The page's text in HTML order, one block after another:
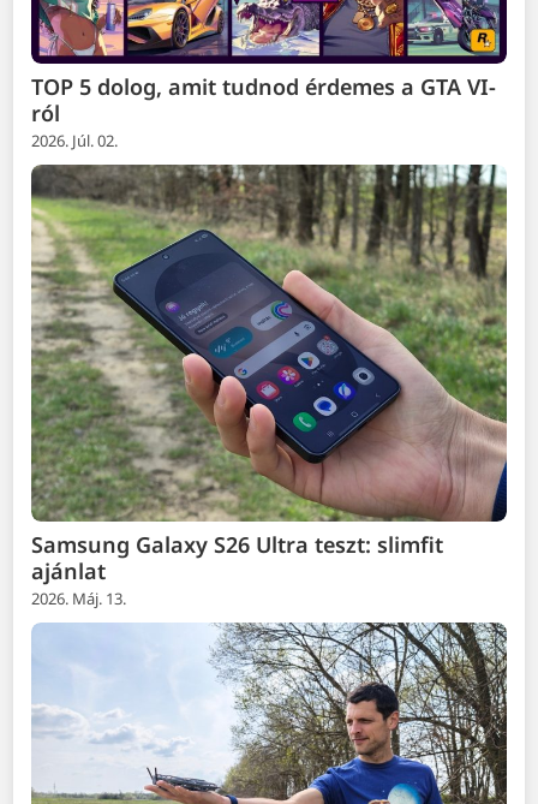
TOP 5 dolog, amit tudnod érdemes a GTA VI-
ról
2026. Júl. 02.
Samsung Galaxy S26 Ultra teszt: slimfit
ajánlat
2026. Máj. 13.